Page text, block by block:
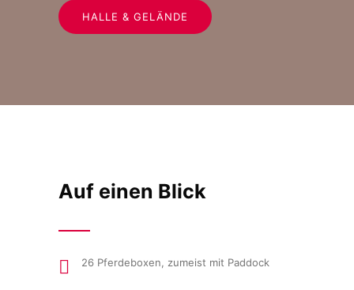
HALLE & GELÄNDE
Auf einen Blick
26 Pferdeboxen, zumeist mit Paddock